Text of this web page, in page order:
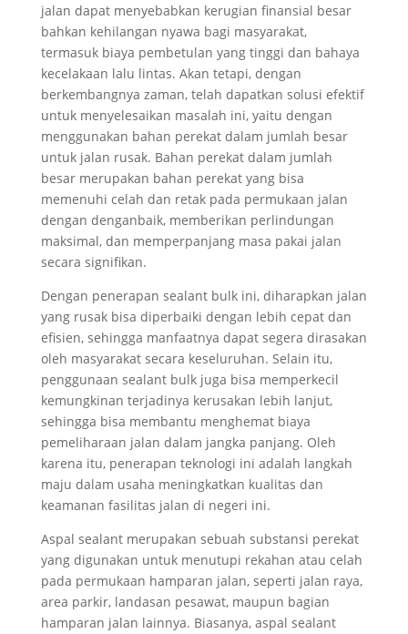
jalan dapat menyebabkan kerugian finansial besar
bahkan kehilangan nyawa bagi masyarakat,
termasuk biaya pembetulan yang tinggi dan bahaya
kecelakaan lalu lintas. Akan tetapi, dengan
berkembangnya zaman, telah dapatkan solusi efektif
untuk menyelesaikan masalah ini, yaitu dengan
menggunakan bahan perekat dalam jumlah besar
untuk jalan rusak. Bahan perekat dalam jumlah
besar merupakan bahan perekat yang bisa
memenuhi celah dan retak pada permukaan jalan
dengan denganbaik, memberikan perlindungan
maksimal, dan memperpanjang masa pakai jalan
secara signifikan.
Dengan penerapan sealant bulk ini, diharapkan jalan
yang rusak bisa diperbaiki dengan lebih cepat dan
efisien, sehingga manfaatnya dapat segera dirasakan
oleh masyarakat secara keseluruhan. Selain itu,
penggunaan sealant bulk juga bisa memperkecil
kemungkinan terjadinya kerusakan lebih lanjut,
sehingga bisa membantu menghemat biaya
pemeliharaan jalan dalam jangka panjang. Oleh
karena itu, penerapan teknologi ini adalah langkah
maju dalam usaha meningkatkan kualitas dan
keamanan fasilitas jalan di negeri ini.
Aspal sealant merupakan sebuah substansi perekat
yang digunakan untuk menutupi rekahan atau celah
pada permukaan hamparan jalan, seperti jalan raya,
area parkir, landasan pesawat, maupun bagian
hamparan jalan lainnya. Biasanya, aspal sealant